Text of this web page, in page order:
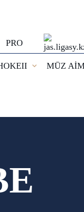
PRO
MŪZ